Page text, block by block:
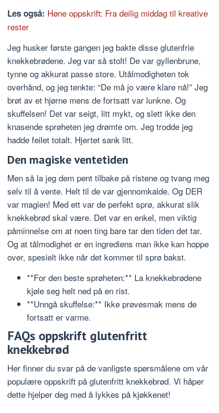
Les også: Høne oppskrift: Fra deilig middag til kreative
rester
Jeg husker første gangen jeg bakte disse glutenfrie
knekkebrødene. Jeg var så stolt! De var gyllenbrune,
tynne og akkurat passe store. Utålmodigheten tok
overhånd, og jeg tenkte: “De må jo være klare nå!” Jeg
brøt av et hjørne mens de fortsatt var lunkne. Og
skuffelsen! Det var seigt, litt mykt, og slett ikke den
knasende sprøheten jeg drømte om. Jeg trodde jeg
hadde feilet totalt. Hjertet sank litt.
Den magiske ventetiden
Men så la jeg dem pent tilbake på ristene og tvang meg
selv til å vente. Helt til de var gjennomkalde. Og DER
var magien! Med ett var de perfekt sprø, akkurat slik
knekkebrød skal være. Det var en enkel, men viktig
påminnelse om at noen ting bare tar den tiden det tar.
Og at tålmodighet er en ingrediens man ikke kan hoppe
over, spesielt ikke når det kommer til sprø bakst.
**For den beste sprøheten:** La knekkebrødene
kjøle seg helt ned på en rist.
**Unngå skuffelse:** Ikke prøvesmak mens de
fortsatt er varme.
FAQs oppskrift glutenfritt
knekkebrød
Her finner du svar på de vanligste spørsmålene om vår
populære oppskrift på glutenfritt knekkebrød. Vi håper
dette hjelper deg med å lykkes på kjøkkenet!